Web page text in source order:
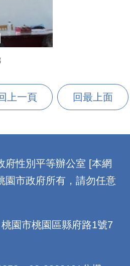
上一頁 回最上面
府性別平等辦公室 [本網
園市政府所有，請勿任意
市桃園區縣府路1號7